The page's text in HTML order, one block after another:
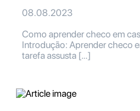
08.08.2023
Como aprender checo em
Introdução: Aprender checo
tarefa assusta […]